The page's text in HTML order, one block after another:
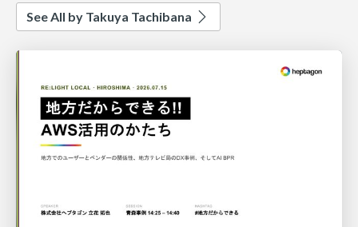
See All by Takuya Tachibana